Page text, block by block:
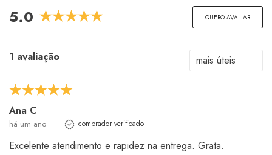
5.0 QUERO AVALIAR
1 avaliação
Ana C
há um ano comprador verificado
Excelente atendimento e rapidez na entrega. Grata.